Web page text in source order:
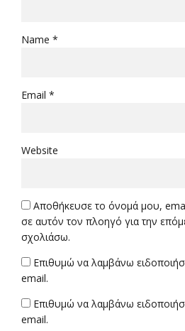
Name *
Email *
Website
Αποθήκευσε το όνομά μου,
σε αυτόν τον πλοηγό για την
σχολιάσω.
Επιθυμώ να λαμβάνω
email.
Επιθυμώ να λαμβάνω
email.